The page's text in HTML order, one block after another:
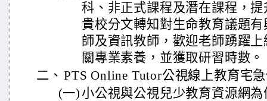
科、非正式課程及潛在課程，
貴校分文轉知對生命教育議題
師及資訊教師，歡迎老師踴躍
關專業素養，並獲取研習時數。
二、 PTS Online Tutor公視線上教育宅
(一)小公視與公視兒少教育資源網